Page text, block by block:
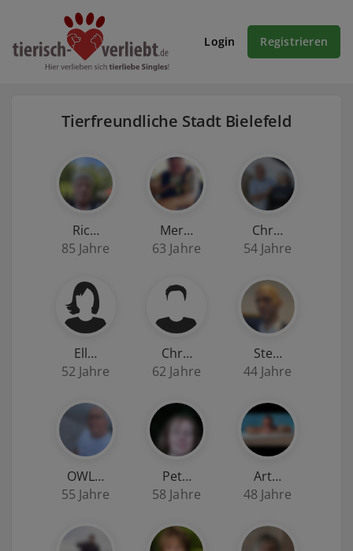
Login Registrieren
Tierfreundliche Stadt Bielefeld
Ric…
85 Jahre
Mer…
63 Jahre
Chr…
54 Jahre
Ell…
52 Jahre
Chr…
62 Jahre
Ste…
44 Jahre
OWL…
55 Jahre
Pet…
58 Jahre
Art…
48 Jahre